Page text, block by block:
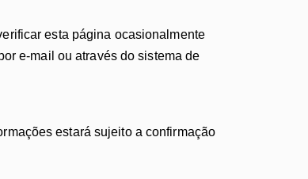
esta página ocasionalmente
e-mail ou através do sistema de
estará sujeito a confirmação